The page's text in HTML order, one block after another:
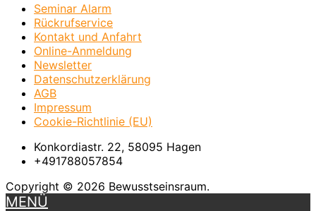
Seminar Alarm
Rückrufservice
Kontakt und Anfahrt
Online-Anmeldung
Newsletter
Datenschutzerklärung
AGB
Impressum
Cookie-Richtlinie (EU)
Konkordiastr. 22, 58095 Hagen
+491788057854
Copyright © 2026 Bewusstseinsraum.
MENÜ